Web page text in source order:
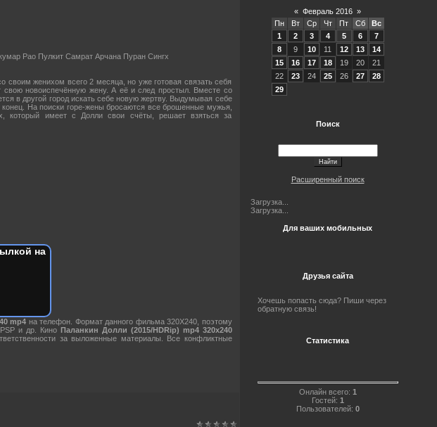
Рао Пулкит Самрат Арчана Пуран Сингх
своим женихом всего 2 месяца, но уже готовая связать себя
новоиспечённую жену. А её и след простыл. Вместе со
в другой город искать себе новую жертву. Выдумывая себе
На поиски горе-жены бросаются все брошенные мужья,
который имеет с Долли свои счёты, решает взяться за
на
mp4 на телефон. Формат данного фильма 320X240, поэтому
и др. Кино Паланкин Долли (2015/HDRip) mp4 320х240
за выложенные материалы. Все конфликтные
« Февраль 2016 »
Пн
Вт Ср Чт Пт Сб
Вс
1
2 3 4 5 6
7
8
9 10 11 12 13
14
15
16 17 18 19 20
21
22
23 24 25 26 27
28
29
Поиск
Расширенный поиск
Загрузка...
Загрузка...
Для ваших мобильных
Друзья сайта
Хочешь попасть сюда? Пиши через
обратную связь!
Статистика
Онлайн всего: 1
Гостей: 1
Пользователей: 0